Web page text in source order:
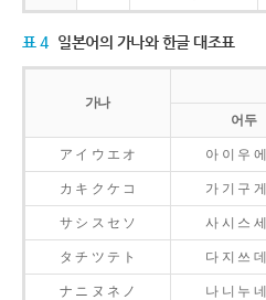
표 4 일본어의 가나와 한글 대조표
가나
어두
ア イ ウ エ オ 아 이 우
カ キ ク ケ コ 가 기 구
サ シ ス セ ソ 사 시 스
タ チ ツ テ ト 다 지 쓰
ナ ニ ヌ ネ ノ 나 니 누